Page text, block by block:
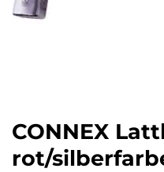
CONNEX
rot/